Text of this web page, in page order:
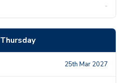
-
Thursday
25th Mar 2027